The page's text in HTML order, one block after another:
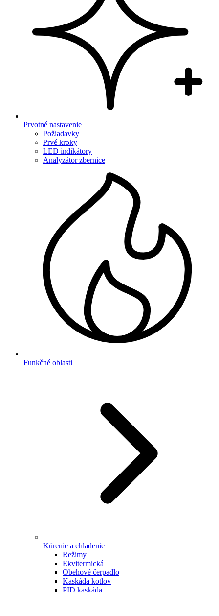
Prvotné nastavenie
Požiadavky
Prvé kroky
LED indikátory
Analyzátor zbernice
Funkčné oblasti
Kúrenie a chladenie
Režimy
Ekvitermická
Obehové čerpadlo
Kaskáda kotlov
PID kaskáda